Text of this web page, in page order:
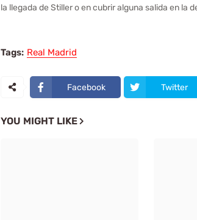
la llegada de Stiller o en cubrir alguna salida en la
Tags: Real Madrid
Facebook Twitter
YOU MIGHT LIKE